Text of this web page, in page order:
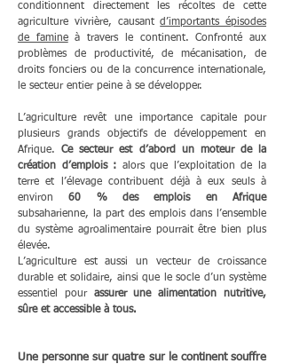
conditionnent directement les récoltes de cette
agriculture vivrière, causantd’importants épisodes
de famineà travers le continent. Confronté aux
problèmes de productivité, de mécanisation, de
droits fonciers ou de la concurrence internationale,
le secteur entier peine à se développer.
L’agriculture revêt une importance capitale pour
plusieurs grands objectifs de développement en
Afrique.Ce secteur est d’abord un moteur de la
création d’emplois : alors que l’exploitation de la
terre et l’élevage contribuent déjà à eux seuls à
environ60 % des emplois en Afrique
subsaharienne, la part des emplois dans l’ensemble
du système agroalimentaire pourrait être bien plus
élevée.
L’agriculture est aussi un vecteur de croissance
durable et solidaire, ainsi que le socle d’un système
essentiel pour assurer une alimentation nutritive,
sûre et accessible à tous.
Une personne sur quatre sur le continent souffre